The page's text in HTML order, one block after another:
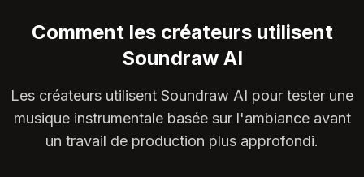
Comment les créateurs utilisent
Soundraw AI
Les créateurs utilisent Soundraw AI pour tester une
musique instrumentale basée sur l'ambiance avant
un travail de production plus approfondi.